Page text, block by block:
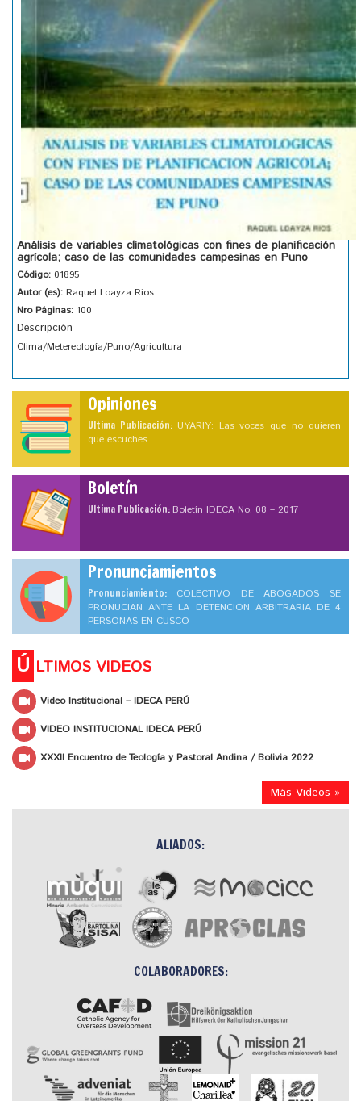
Análisis de variables climatológicas con fines de planificación
agrícola; caso de las comunidades campesinas en Puno
Código: 01895
Autor (es): Raquel Loayza Rios
Nro Páginas: 100
Descripción
Clima/Metereología/Puno/Agricultura
Opiniones
Ultima Publicación: UYARIY: Las voces que no quieren
que escuches
Boletín
Ultima Publicación:Boletín IDECA No. 08 – 2017
Pronunciamientos
Pronunciamiento: COLECTIVO DE ABOGADOS SE
PRONUCIAN ANTE LA DETENCION ARBITRARIA DE 4
PERSONAS EN CUSCO
Ú LTIMOS VIDEOS
Video Institucional – IDECA PERÚ
VIDEO INSTITUCIONAL IDECA PERÚ
XXXII Encuentro de Teología y Pastoral Andina / Bolivia 2022
Más Videos »
ALIADOS:
COLABORADORES: